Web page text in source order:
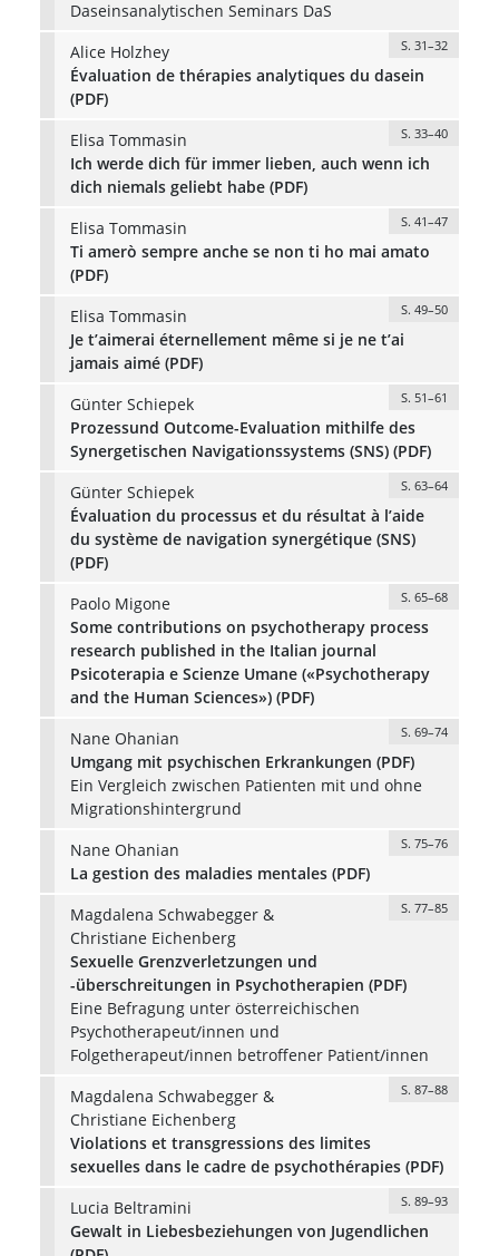
Daseinsanalytischen Seminars DaS
Alice Holzhey
S. 31–32
Évaluation de thérapies analytiques du dasein
(PDF)
Elisa Tommasin
S. 33–40
Ich werde dich für immer lieben, auch wenn ich
dich niemals geliebt habe (PDF)
Elisa Tommasin
S. 41–47
Ti amerò sempre anche se non ti ho mai amato
(PDF)
Elisa Tommasin
S. 49–50
Je t’aimerai éternellement même si je ne t’ai
jamais aimé (PDF)
Günter Schiepek
S. 51–61
Prozessund Outcome-Evaluation mithilfe des
Synergetischen Navigationssystems (SNS) (PDF)
Günter Schiepek
S. 63–64
Évaluation du processus et du résultat à l’aide
du système de navigation synergétique (SNS)
(PDF)
Paolo Migone
S. 65–68
Some contributions on psychotherapy process
research published in the Italian journal
Psicoterapia e Scienze Umane («Psychotherapy
and the Human Sciences») (PDF)
Nane Ohanian
S. 69–74
Umgang mit psychischen Erkrankungen (PDF)
Ein Vergleich zwischen Patienten mit und ohne
Migrationshintergrund
Nane Ohanian
S. 75–76
La gestion des maladies mentales (PDF)
Magdalena Schwabegger &
Christiane Eichenberg
S. 77–85
Sexuelle Grenzverletzungen und
-überschreitungen in Psychotherapien (PDF)
Eine Befragung unter österreichischen
Psychotherapeut/innen und
Folgetherapeut/innen betroffener Patient/innen
Magdalena Schwabegger &
Christiane Eichenberg
S. 87–88
Violations et transgressions des limites
sexuelles dans le cadre de psychothérapies (PDF)
Lucia Beltramini
S. 89–93
Gewalt in Liebesbeziehungen von Jugendlichen